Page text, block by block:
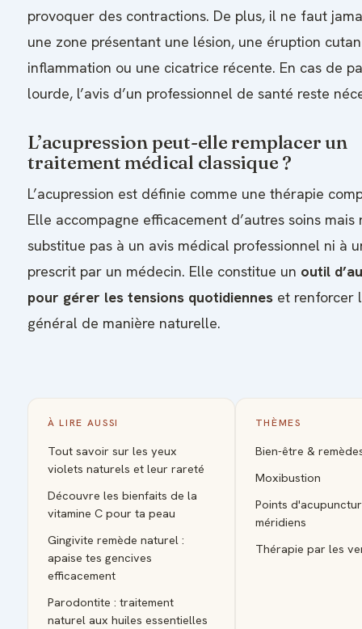
provoquer des contractions. De plus, il ne faut
une zone présentant une lésion, une éruption
inflammation ou une cicatrice récente. En cas de
lourde, l’avis d’un professionnel de santé reste
L’acupression peut-elle remplacer un
traitement médical classique ?
L’acupression est définie comme une thérapie
Elle accompagne efficacement d’autres soins mais
substitue pas à un avis médical professionnel ni à
prescrit par un médecin. Elle constitue un outil
pour gérer les tensions quotidiennes et renforcer
général de manière naturelle.
À LIRE AUSSI
Tout savoir sur les yeux
violets naturels et leur rareté
Découvre les bienfaits de la
vitamine C pour ta peau
Gingivite remède naturel :
apaise tes gencives
efficacement
Parodontite : traitement
naturel aux huiles essentielles
THÈMES
Bien-être &
Moxibustion
Points
méridiens
Thérapie par les